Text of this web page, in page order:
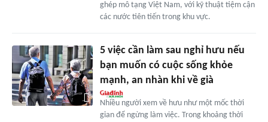
ghép mô tạng Việt Nam, với kỹ thuật tiệm cận
các nước tiên tiến trong khu vực.
5 việc cần làm sau nghỉ hưu nếu
bạn muốn có cuộc sống khỏe
mạnh, an nhàn khi về già
Nhiều người xem về hưu như một mốc thời
gian để ngừng làm việc. Trong khoảng thời